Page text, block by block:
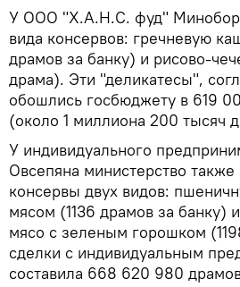
У ООО "Х.А.Н.С. фуд"
вида консервов: гречневую
драмов за банку) и рисово-
драма). Эти "деликатесы",
обошлись госбюджету в 619
(около 1 миллиона 200 тысяч
У индивидуального
Овсепяна министерство
консервы двух видов:
мясом (1136 драмов за банку)
мясо с зеленым горошком
сделки с индивидуальным
составила 668 620 980